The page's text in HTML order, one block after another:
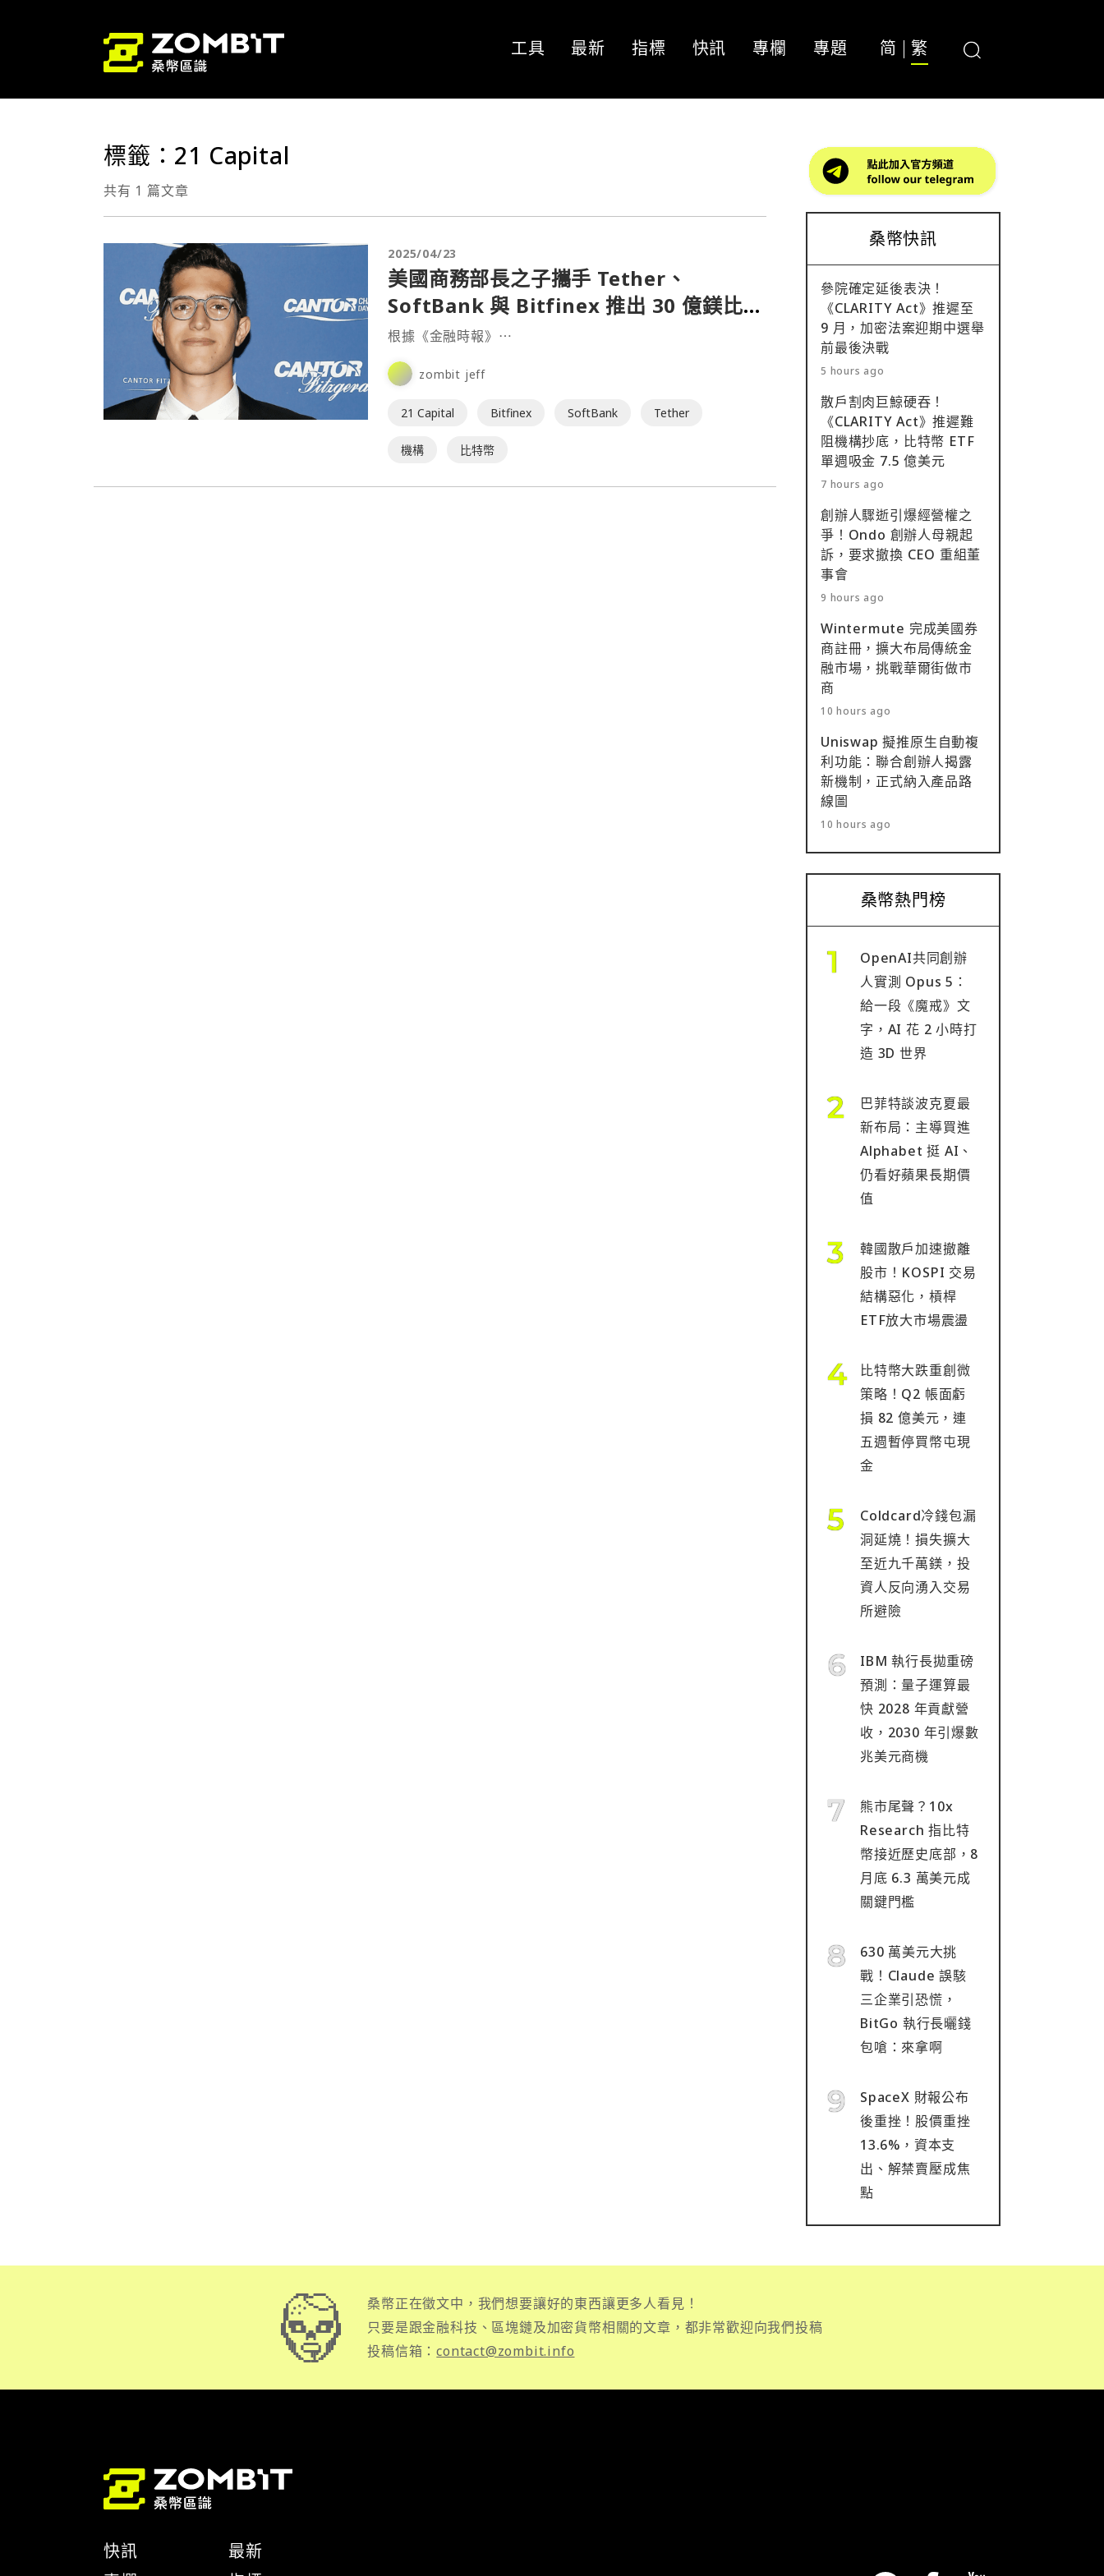
工具 最新 指標 快訊 專欄 專題 简 繁
標籤：21 Capital
共有 1 篇文章
2025/04/23
美國商務部長之子攜手 Tether、
SoftBank 與 Bitfinex 推出 30 億鎂比特
幣投資計畫
根據《金融時報》⋯
zombit jeff
21 Capital Bitfinex SoftBank Tether
機構 比特幣
桑幣快訊
參院確定延後表決！
《CLARITY Act》推遲至
9 月，加密法案迎期中選舉
前最後決戰
5 hours ago
散戶割肉巨鯨硬吞！
《CLARITY Act》推遲難
阻機構抄底，比特幣 ETF
單週吸金 7.5 億美元
7 hours ago
創辦人驟逝引爆經營權之
爭！Ondo 創辦人母親起
訴，要求撤換 CEO 重組董
事會
9 hours ago
Wintermute 完成美國券
商註冊，擴大布局傳統金
融市場，挑戰華爾街做市
商
10 hours ago
Uniswap 擬推原生自動複
利功能：聯合創辦人揭露
新機制，正式納入產品路
線圖
10 hours ago
桑幣熱門榜
OpenAI共同創辦
人實測 Opus 5：
給一段《魔戒》文
字，AI 花 2 小時打
造 3D 世界
巴菲特談波克夏最
新布局：主導買進
Alphabet 挺 AI、
仍看好蘋果長期價
值
韓國散戶加速撤離
股市！KOSPI 交易
結構惡化，槓桿
ETF放大市場震盪
比特幣大跌重創微
策略！Q2 帳面虧
損 82 億美元，連
五週暫停買幣屯現
金
Coldcard冷錢包漏
洞延燒！損失擴大
至近九千萬鎂，投
資人反向湧入交易
所避險
IBM 執行長拋重磅
預測：量子運算最
快 2028 年貢獻營
收，2030 年引爆數
兆美元商機
熊市尾聲？10x
Research 指比特
幣接近歷史底部，8
月底 6.3 萬美元成
關鍵門檻
630 萬美元大挑
戰！Claude 誤駭
三企業引恐慌，
BitGo 執行長曬錢
包嗆：來拿啊
SpaceX 財報公布
後重挫！股價重挫
13.6%，資本支
出、解禁賣壓成焦
點
桑幣正在徵文中，我們想要讓好的東西讓更多人看見！
只要是跟金融科技、區塊鏈及加密貨幣相關的文章，都非常歡迎向我們投稿
投稿信箱：contact@zombit.info
快訊
最新